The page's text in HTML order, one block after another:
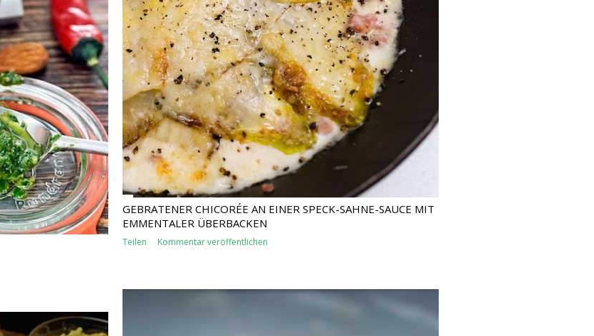
GEBRATENER CHICORÉE AN EINER SPECK-SAHNE-SAUCE MIT
EMMENTALER ÜBERBACKEN
Teilen Kommentar veröffentlichen